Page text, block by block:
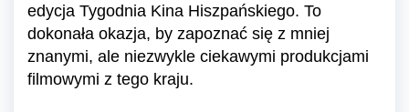
edycja Tygodnia Kina Hiszpańskiego. To
dokonała okazja, by zapoznać się z mniej
znanymi, ale niezwykle ciekawymi produkcjami
filmowymi z tego kraju.